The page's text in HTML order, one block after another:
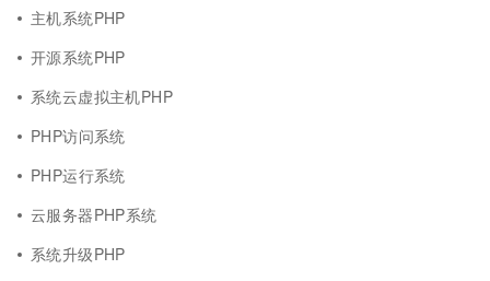
主机系统PHP
开源系统PHP
系统云虚拟主机PHP
PHP访问系统
PHP运行系统
云服务器PHP系统
系统升级PHP